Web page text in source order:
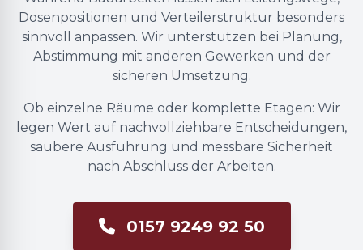
Dosenpositionen und Verteilerstruktur besonders
sinnvoll anpassen. Wir unterstützen bei Planung,
Abstimmung mit anderen Gewerken und der
sicheren Umsetzung.
Ob einzelne Räume oder komplette Etagen: Wir
legen Wert auf nachvollziehbare Entscheidungen,
saubere Ausführung und messbare Sicherheit
nach Abschluss der Arbeiten.
0157 9249 92 50